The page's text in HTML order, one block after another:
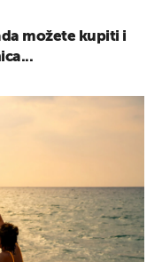
možete kupiti i